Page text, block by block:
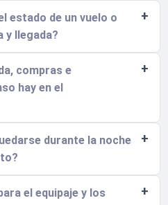
estado de un vuelo o
y llegada?
compras e
hay en el
durante la noche
el equipaje y los